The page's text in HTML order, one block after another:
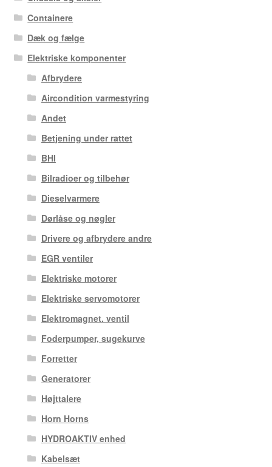
Containere
Dæk og fælge
Elektriske komponenter
Afbrydere
Aircondition varmestyring
Andet
Betjening under rattet
BHI
Bilradioer og tilbehør
Dieselvarmere
Dørlåse og nøgler
Drivere og afbrydere andre
EGR ventiler
Elektriske motorer
Elektriske servomotorer
Elektromagnet. ventil
Foderpumper, sugekurve
Forretter
Generatorer
Højttalere
Horn Horns
HYDROAKTIV enhed
Kabelsæt